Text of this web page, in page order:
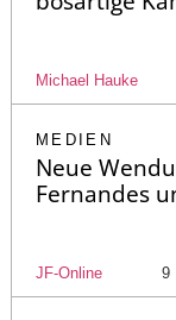
Michael Hauke
MEDIEN
Neue
Fernandes
JF-Online 9